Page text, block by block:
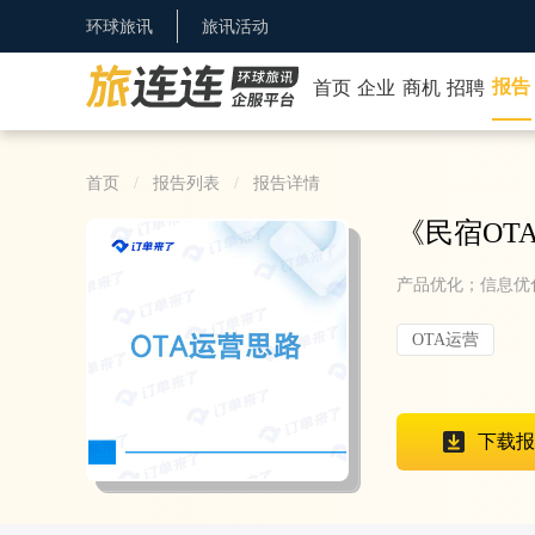
环球旅讯 旅讯活动
首页 企业 商机 招聘 报告
首页 报告列表 报告详情
《民宿
产品优化；信息
OTA运营
下载